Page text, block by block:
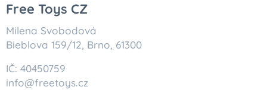
Free Toys CZ
Milena Svobodová
Bieblova 159/12, Brno, 61300
IČ: 40450759
info@freetoys.cz